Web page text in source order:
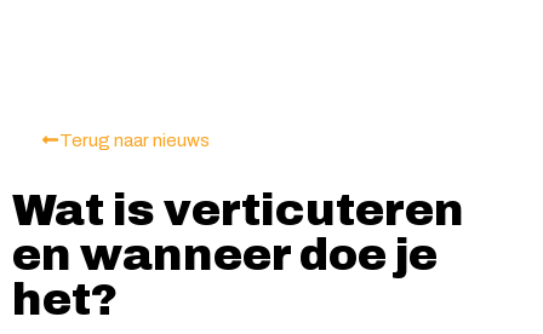
Terug naar nieuws
Wat is verticuteren
en wanneer doe je
het?